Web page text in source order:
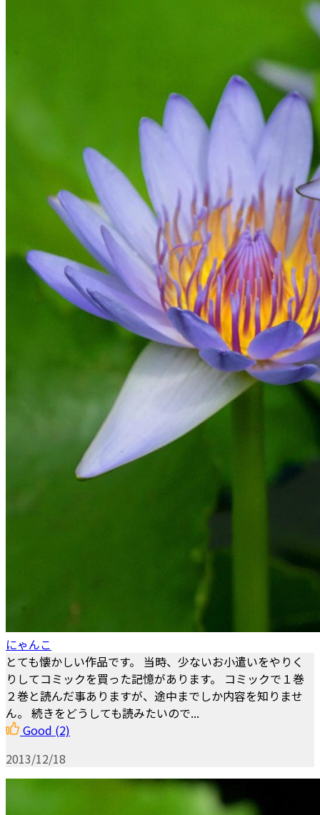
にゃんこ
とても懐かしい作品です。 当時、少ないお小遣いをやりく
りしてコミックを買った記憶があります。 コミックで１巻
２巻と読んだ事ありますが、途中までしか内容を知りませ
ん。 続きをどうしても読みたいので...
Good (2)
2013/12/18